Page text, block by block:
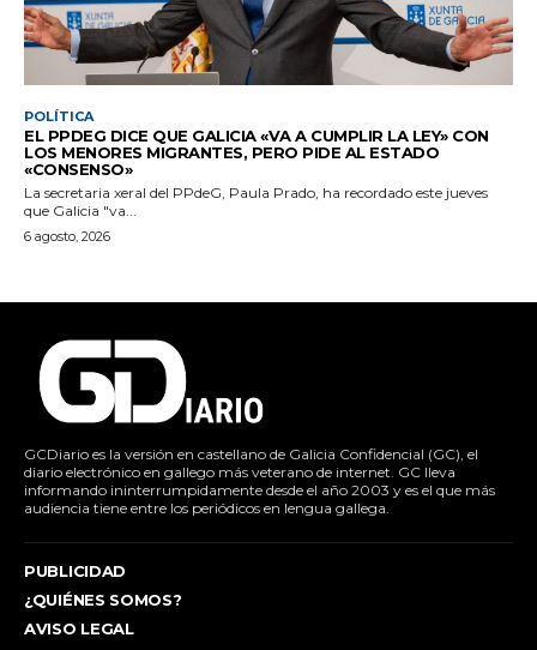
POLÍTICA
EL PPDEG DICE QUE GALICIA «VA A CUMPLIR LA LEY» CON
LOS MENORES MIGRANTES, PERO PIDE AL ESTADO
«CONSENSO»
La secretaria xeral del PPdeG, Paula Prado, ha recordado este jueves
que Galicia "va...
6 agosto, 2026
GCDiario es la versión en castellano de Galicia Confidencial (GC), el
diario electrónico en gallego más veterano de internet. GC lleva
informando ininterrumpidamente desde el año 2003 y es el que más
audiencia tiene entre los periódicos en lengua gallega.
PUBLICIDAD
¿QUIÉNES SOMOS?
AVISO LEGAL